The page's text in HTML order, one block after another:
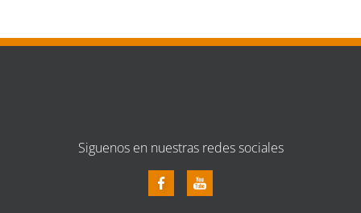
Siguenos en nuestras redes sociales